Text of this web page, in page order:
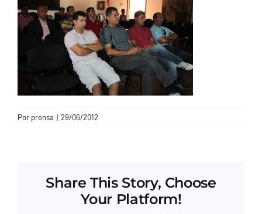
CONTACTO
Por prensa | 29/06/2012
Share This Story, Choose
Your Platform!